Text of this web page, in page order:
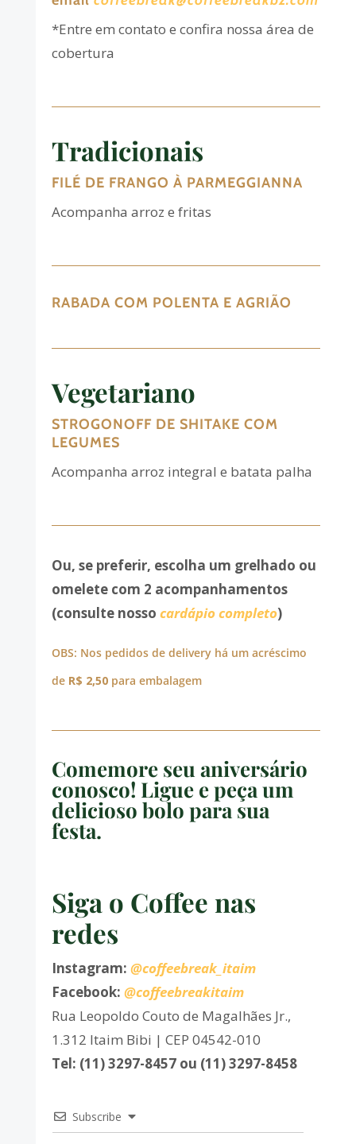
*Entre em contato e confira nossa área de
cobertura
Tradicionais
FILÉ DE FRANGO À PARMEGGIANNA
Acompanha arroz e fritas
RABADA COM POLENTA E AGRIÃO
Vegetariano
STROGONOFF DE SHITAKE COM
LEGUMES
Acompanha arroz integral e batata palha
Ou, se preferir, escolha um grelhado ou
omelete com 2 acompanhamentos
(consulte nosso cardápio completo)
OBS: Nos pedidos de delivery há um acréscimo
de R$ 2,50para embalagem
Comemore seu aniversário
conosco! Ligue e peça um
delicioso bolo para sua
festa.
Siga o Coffee nas
redes
Instagram: @coffeebreak_itaim
Facebook: @coffeebreakitaim
Rua Leopoldo Couto de Magalhães Jr.,
1.312 Itaim Bibi | CEP 04542-010
Tel: (11) 3297-8457 ou (11) 3297-8458
Subscribe